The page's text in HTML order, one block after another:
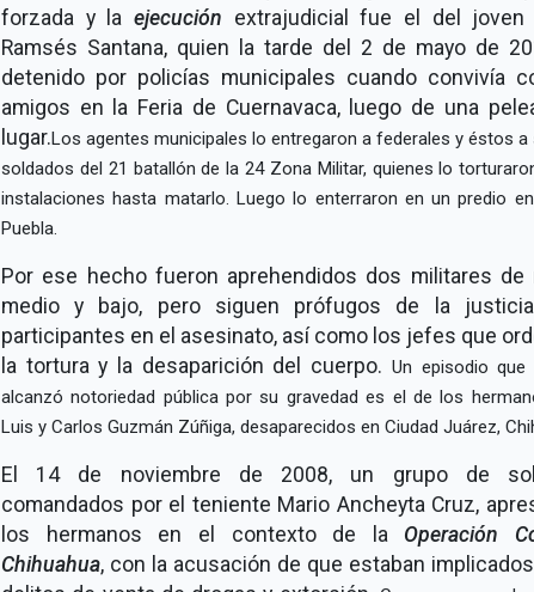
forzada y la ejecución extrajudicial fue el del joven
Ramsés Santana, quien la tarde del 2 de mayo de
detenido por policías municipales cuando convivía
amigos en la Feria de Cuernavaca, luego de una
lugar.Los agentes municipales lo entregaron a federales y éstos a
soldados del 21 batallón de la 24 Zona Militar, quienes lo
instalaciones hasta matarlo. Luego lo enterraron en un predio
Puebla.
Por ese hecho fueron aprehendidos dos militares de
medio y bajo, pero siguen prófugos de la
participantes en el asesinato, así como los jefes que
la tortura y la desaparición del cuerpo. Un episodio que
alcanzó notoriedad pública por su gravedad es el de los
Luis y Carlos Guzmán Zúñiga, desaparecidos en Ciudad Juárez,
El 14 de noviembre de 2008, un grupo de
comandados por el teniente Mario Ancheyta Cruz,
los hermanos en el contexto de la Operación
Chihuahua, con la acusación de que estaban